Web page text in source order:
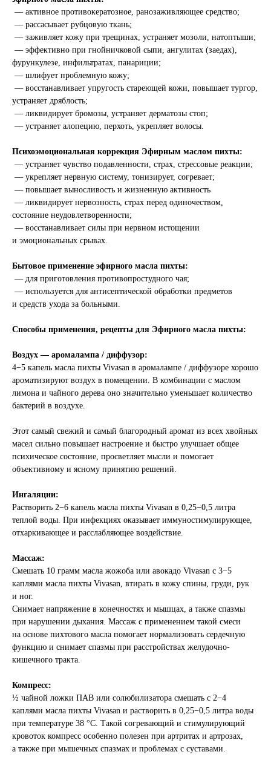
— активное противокератозное, ранозаживляющее средство;
— рассасывает рубцовую ткань;
— заживляет кожу при трещинах, устраняет мозоли, натоптыши;
— эффективно при гнойничковой сыпи, ангулитах (заедах),
фурункулезе, инфильтратах, панариции;
— шлифует проблемную кожу;
— восстанавливает упругость стареющей кожи, повышает тургор,
устраняет дряблость;
— ликвидирует бромозы, устраняет дерматозы стоп;
— устраняет алопецию, перхоть, укрепляет волосы.
Психоэмоциональная коррекция Эфирным маслом пихты:
— устраняет чувство подавленности, страх, стрессовые реакции;
— укрепляет нервную систему, тонизирует, согревает;
— повышает выносливость и жизненную активность
— ликвидирует нервозность, страх перед одиночеством,
состояние неудовлетворенности;
— восстанавливает силы при нервном истощении
и эмоциональных срывах.
Бытовое применение эфирного масла пихты:
— для приготовления противопростудного чая;
— используется для антисептической обработки предметов
и средств ухода за больными.
Способы применения, рецепты для Эфирного масла пихты:
Воздух — аромалампа / диффузор:
4−5 капель масла пихты Vivasan в аромалампе / диффузоре хорошо
ароматизируют воздух в помещении. В комбинации с маслом
лимона и чайного дерева оно значительно уменьшает количество
бактерий в воздухе.
Этот самый свежий и самый благородный аромат из всех хвойных
масел сильно повышает настроение и быстро улучшает общее
психическое состояние, просветляет мысли и помогает
объективному и ясному принятию решений.
Ингаляции:
Растворить 2−6 капель масла пихты Vivasan в 0,25−0,5 литра
теплой воды. При инфекциях оказывает иммуностимулирующее,
отхаркивающее и расслабляющее воздействие.
Массаж:
Смешать 10 грамм масла жожоба или авокадо Vivasan с 3−5
каплями масла пихты Vivasan, втирать в кожу спины, груди, рук
и ног.
Снимает напряжение в конечностях и мышцах, а также спазмы
при нарушении дыхания. Массаж с применением такой смеси
на основе пихтового масла помогает нормализовать сердечную
функцию и снимает спазмы при расстройствах желудочно-
кишечного тракта.
Компресс:
½ чайной ложки ПАВ или солюбилизатора смешать с 2−4
каплями масла пихты Vivasan и растворить в 0,25−0,5 литра воды
при температуре 38 °C. Такой согревающий и стимулирующий
кровоток компресс особенно полезен при артритах и артрозах,
а также при мышечных спазмах и проблемах с суставами.